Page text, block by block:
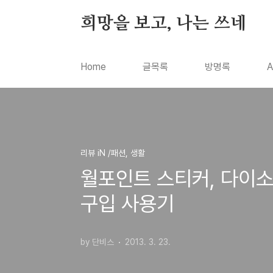
희망을 보고, 나는 쓰네
Home 글목록 방명록
리뷰 iN /패션, 생활
월포인트 스티커, 다이
구입 사용기
by 단비스 2013. 3. 23.